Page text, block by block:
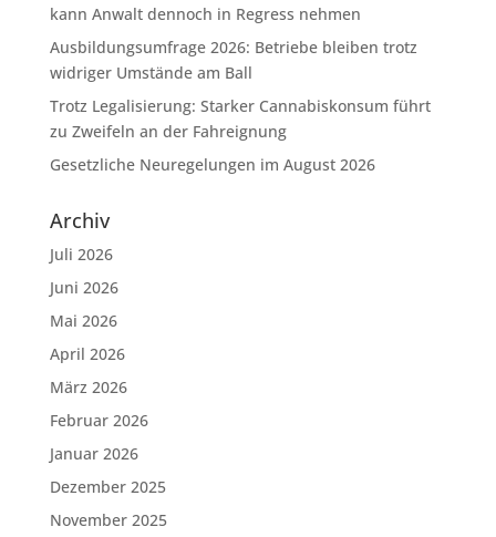
kann Anwalt dennoch in Regress nehmen
Ausbildungsumfrage 2026: Betriebe bleiben trotz
widriger Umstände am Ball
Trotz Legalisierung: Starker Cannabiskonsum führt
zu Zweifeln an der Fahreignung
Gesetzliche Neuregelungen im August 2026
Archiv
Juli 2026
Juni 2026
Mai 2026
April 2026
März 2026
Februar 2026
Januar 2026
Dezember 2025
November 2025